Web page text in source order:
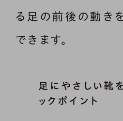
る足の前後の動き
できます。
足にやさしい靴
ックポイント